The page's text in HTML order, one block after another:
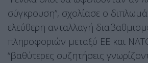
σύγκρουση”, σχολίασε ο
ελεύθερη ανταλλαγή
πληροφοριών μεταξύ ΕΕ και
“βαθύτερες συζητήσεις